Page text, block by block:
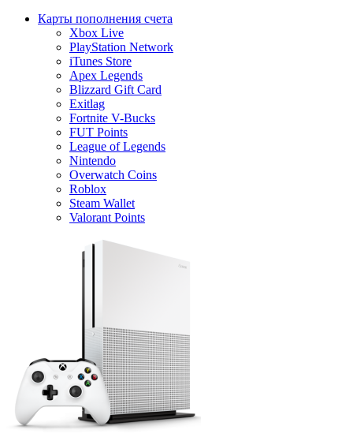
Карты пополнения счета
Xbox Live
PlayStation Network
iTunes Store
Apex Legends
Blizzard Gift Card
Exitlag
Fortnite V-Bucks
FUT Points
League of Legends
Nintendo
Overwatch Coins
Roblox
Steam Wallet
Valorant Points